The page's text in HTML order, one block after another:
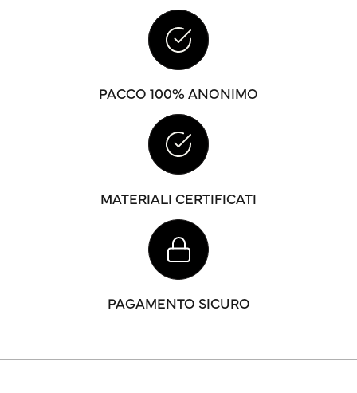
PACCO 100% ANONIMO
MATERIALI CERTIFICATI
PAGAMENTO SICURO